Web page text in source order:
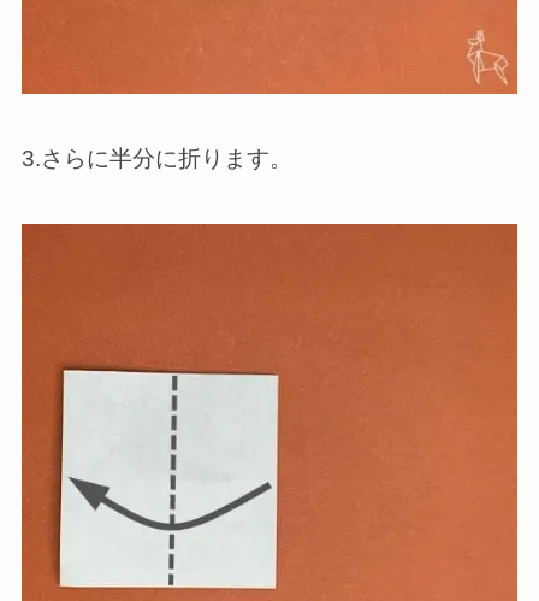
3.さらに半分に折ります。